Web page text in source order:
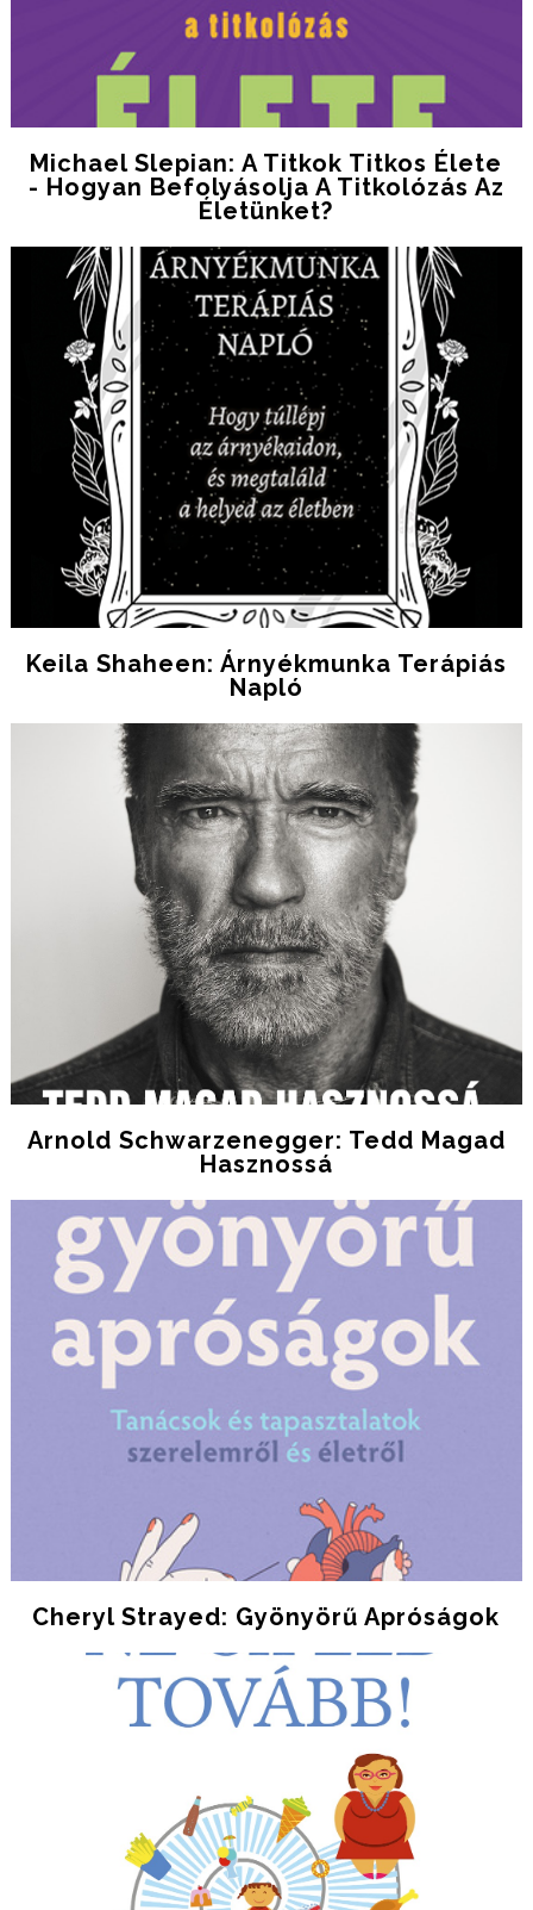
Michael Slepian: A ​titkok Titkos Élete
- Hogyan Befolyásolja A Titkolózás Az
Életünket?
Keila Shaheen: Árnyékmunka Terápiás
Napló
Arnold Schwarzenegger: Tedd Magad
Hasznossá
Cheryl Strayed: Gyönyörű Apróságok